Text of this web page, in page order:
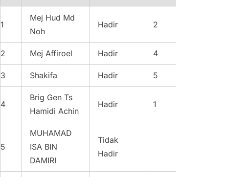
1
Mej Hud Md
Noh
Hadir 2
2 Mej Affiroel Hadir 4
3 Shakifa Hadir 5
4
Brig Gen Ts
Hamidi Achin
Hadir 1
5
MUHAMAD
ISA BIN
DAMIRI
Tidak
Hadir